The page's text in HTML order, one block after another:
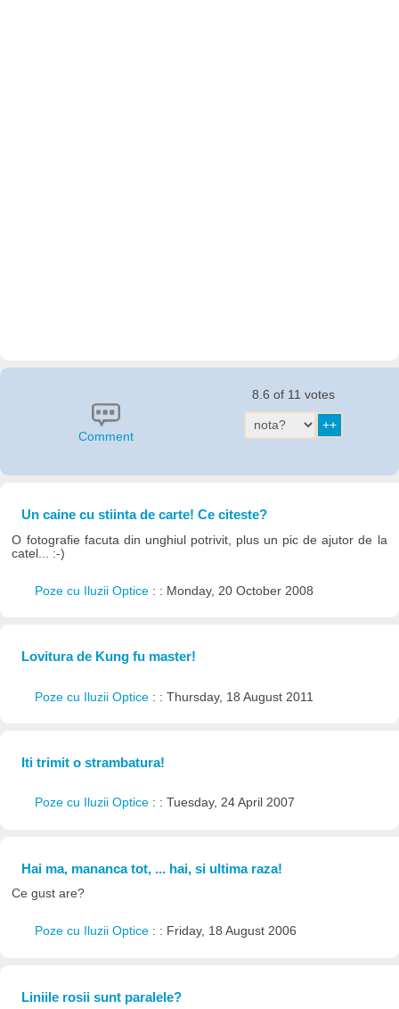
Comment
8.6 of 11 votes
Un caine cu stiinta de carte! Ce citeste?
O fotografie facuta din unghiul potrivit, plus un pic de ajutor de la
catel... :-)
Poze cu Iluzii Optice : : Monday, 20 October 2008
Lovitura de Kung fu master!
Poze cu Iluzii Optice : : Thursday, 18 August 2011
Iti trimit o strambatura!
Poze cu Iluzii Optice : : Tuesday, 24 April 2007
Hai ma, mananca tot, ... hai, si ultima raza!
Ce gust are?
Poze cu Iluzii Optice : : Friday, 18 August 2006
Liniile rosii sunt paralele?